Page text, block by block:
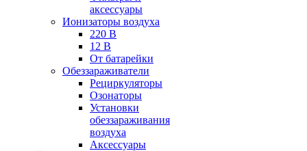
аксессуары
Ионизаторы воздуха
220 В
12 В
От батарейки
Обеззараживатели
Рециркуляторы
Озонаторы
Установки
обеззараживания
воздуха
Аксессуары